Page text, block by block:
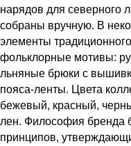
нарядов для северного
собраны вручную. В
элементы
фольклорные мотивы:
льняные брюки с
пояса-ленты. Цвета
бежевый, красный,
лен. Философия бренда
принципов,